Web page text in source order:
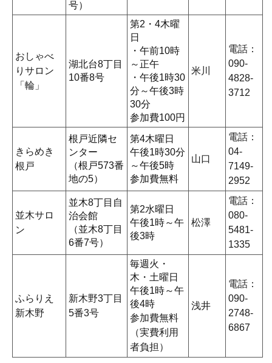
号）
おしゃべ
りサロン
「輪」
湖北台8丁目
10番8号
第2・4木曜
日
・午前10時
～正午
・午後1時30
分～午後3時
30分
参加費100円
米川
電話：
090-
4828-
3712
きらめき
根戸
根戸近隣セ
ンター
（根戸573番
地の5）
第4木曜日
午後1時30分
～午後5時
参加費無料
山口
電話：
04-
7149-
2952
並木サロ
ン
並木8丁目自
治会館
（並木8丁目
6番7号）
第2水曜日
午後1時～午
後3時
松澤
電話：
080-
5481-
1335
ふらりえ
新木野
新木野3丁目
5番3号
毎週火・
木・土曜日
午後1時～午
後4時
参加費無料
（実費利用
者負担）
浅井
電話：
090-
2748-
6867